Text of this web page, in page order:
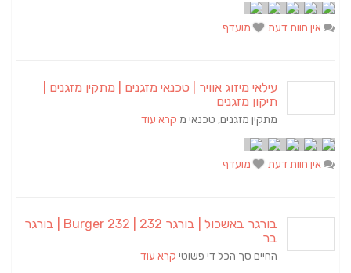
אין חוות דעת מועדף
עילאי מיזוג אוויר | טכנאי מזגנים | מתקין מזגנים |
תיקון מזגנים
מתקין מזגנים, טכנאי מ קרא עוד
אין חוות דעת מועדף
בורגר באשכול | בורגר 232 | Burger 232 | בורגר
בר
החיים סך הכל די פשוטי קרא עוד